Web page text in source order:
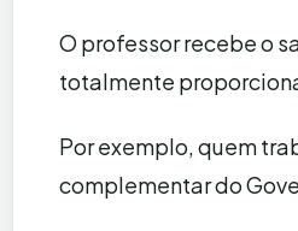
O professor recebe o
totalmente
Por exemplo, quem
complementar do